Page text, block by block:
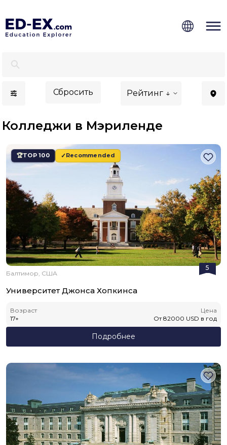
Сбросить Рейтинг ↓
Колледжи в Мэриленде
TOP 100 Recommended
5
Балтимор, США
Университет Джонса Хопкинса
Возраст
17+
Цена
От 82000 USD в год
Подробнее